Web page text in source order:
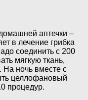
аптечки –
в лечение грибка
соединить с 200
мягкую ткань,
На ночь вместе с
целлофановый
процедур.